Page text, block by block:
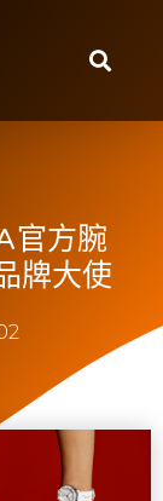
官方腕
牌大使